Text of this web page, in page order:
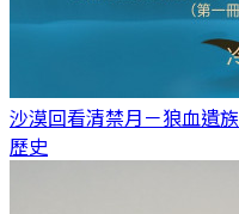
沙漠回看清禁月－狼血遺族
歷史